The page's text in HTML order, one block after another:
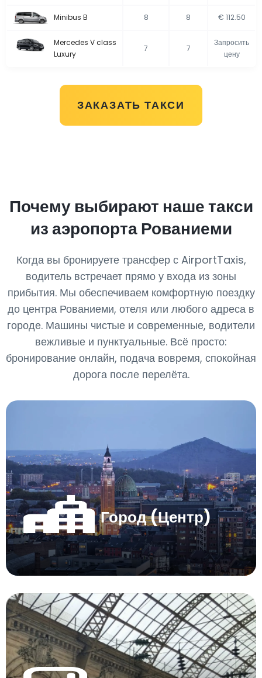
Minibus B 8 8 € 112.50
Mercedes V class
Luxury
7 7
Запросить
цену
ЗАКАЗАТЬ ТАКСИ
Почему выбирают наше такси
из аэропорта Рованиеми
Когда вы бронируете трансфер с AirportTaxis,
водитель встречает прямо у входа из зоны
прибытия. Мы обеспечиваем комфортную поездку
до центра Рованиеми, отеля или любого адреса в
городе. Машины чистые и современные, водители
вежливые и пунктуальные. Всё просто:
бронирование онлайн, подача вовремя, спокойная
дорога после перелёта.
Город (Центр)